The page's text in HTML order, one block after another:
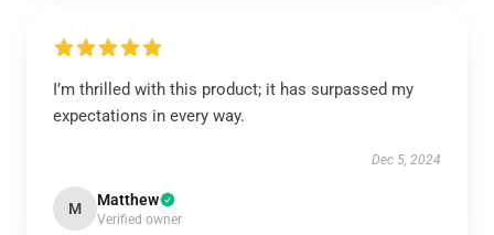
I’m thrilled with this product; it has surpassed my
expectations in every way.
Dec 5, 2024
M Matthew
Verified owner